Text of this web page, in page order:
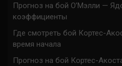
Прогноз на бой О’Мэлли —
коэффициенты
Где смотреть бой Кортес-
время начала
Прогноз на бой Кортес-